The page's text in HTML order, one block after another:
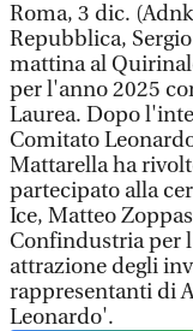
Roma, 3 dic.
Repubblica,
mattina al
per l'anno 2025
Laurea. Dopo
Comitato
Mattarella ha
partecipato alla
Ice, Matteo
Confindustria per
attrazione degli
rappresentanti di
Leonardo'.